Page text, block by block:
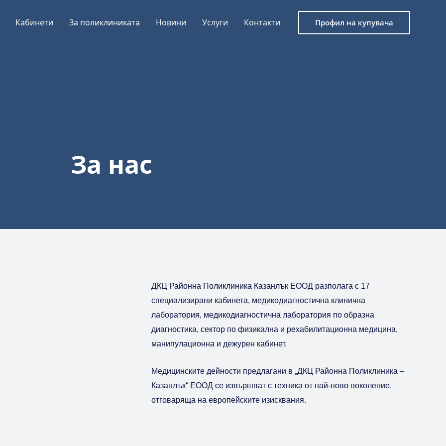
Кабинети За поликлиниката Новини Услуги Контакти Профил на купувача
За нас
ДКЦ Районна Поликлиника Казанлък ЕООД разполага с 17
специализирани кабинета, медикодиагностична клинична
лаборатория, медикодиагностична лаборатория по образна
диагностика, сектор по физикална и рехабилитационна медицина,
манипулационна и дежурен кабинет.
Медицинските дейности предлагани в „ДКЦ Районна Поликлиника –
Казанлък“ ЕООД се извършват с техника от най-ново поколение,
отговаряща на европейските изисквания.